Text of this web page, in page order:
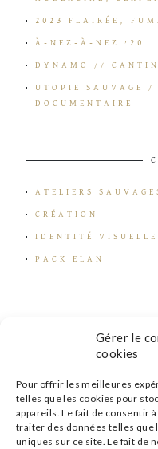
Gérer le
cookies
Pour offrir les meilleures
telles que les cookies pour
appareils. Le fait de consentir
traiter des données telles que
uniques sur ce site. Le fait de
2023 FLAIRÉE,
À-NEZ-À-NEZ ’20
DYNAMO //
UTOPIE SAUVAGE /
DOCUMENTAIRE
ATELIERS
CRÉATION
IDENTITÉ VISUELLE
PACK ELAN